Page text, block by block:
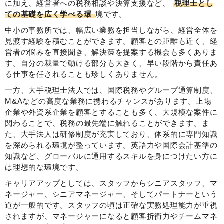
に加え、経営者への税務相談や決算支援など、
税理士とし
ての基礎を広く学べる環境です。
中小の事務所では、幅広い業務を担当しながら、経営全体を
見渡す経験を積むことができます。顧客との距離も近く、経
営者の悩みを直接聞き、解決策を提案する機会も多くありま
す。自分の裁量で動ける部分も大きく、早い段階から責任あ
る仕事を任されることも珍しくありません。
一方、大手税理士法人では、国際税務やグループ通算制度、
M&Aなどの高度な業務に携わるチャンスがあります。上場
企業や外資系企業を顧客とすることも多く、大規模な案件に
関わることで、税務の最先端に触れることができます。ま
た、大手法人は研修制度が充実しており、体系的に専門知識
を深められる環境が整っています。英語力や国際会計基準の
知識など、グローバルに通用するスキルを身につけたい方に
は理想的な環境です。
キャリアアップとしては、スタッフからシニアスタッフ、マ
ネージャー、シニアマネージャー、そしてパートナーという
道が一般的です。スタッフの頃は正確な実務処理能力が重視
されますが、マネージャーになると顧客折衝力やチームマネ